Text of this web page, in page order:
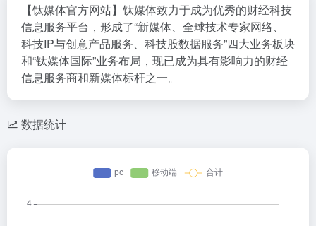
【钛媒体官方网站】钛媒体致力于成为优秀的财经科技
信息服务平台，形成了“新媒体、全球技术专家网络、
科技IP与创意产品服务、科技股数据服务”四大业务板块
和“钛媒体国际”业务布局，现已成为具有影响力的财经
信息服务商和新媒体标杆之一。
数据统计